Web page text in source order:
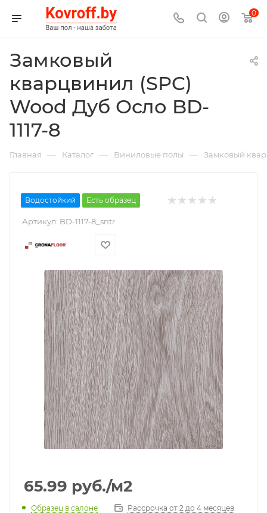
0
Замковый
кварцвинил (SPC)
Wood Дуб Осло BD-
1117-8
Главная — Каталог — Виниловые полы — Замковый
Водостойкий Есть образец
Артикул: BD-1117-8_sntr
65.99 руб./м2
Образец в салоне Рассрочка от 2 до 4 месяцев